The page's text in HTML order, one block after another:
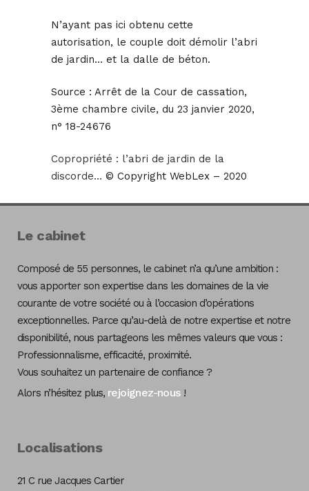
N’ayant pas ici obtenu cette
autorisation, le couple doit démolir l’abri
de jardin… et la dalle de béton.
Source : Arrêt de la Cour de cassation,
3ème chambre civile, du 23 janvier 2020,
n° 18-24676
Copropriété : l’abri de jardin de la
discorde… © Copyright WebLex – 2020
Le cabinet
Composé de 55 personnes, le cabinet n’a qu’une ambition :
vous apporter son expertise dans les domaines de la vie
courante de votre société ou à l’occasion d’opérations
exceptionnelles. Parce qu’au-delà de notre expertise et notre
disponibilité, nous partageons les mêmes valeurs que vous :
Professionnalisme, efficacité, proximité.
Vous souhaitez un partenaire de confiance ?
Alors n’hésitez plus, rejoignez-nous!
Localisations
21 C rue Jacques Cartier